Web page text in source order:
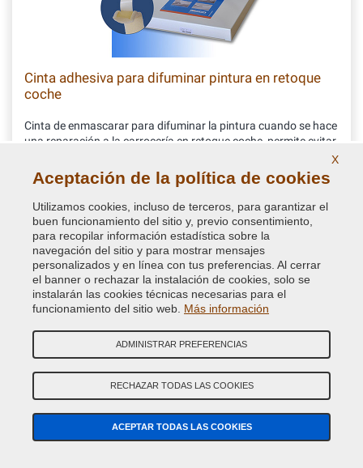
Cinta adhesiva para difuminar pintura en retoque
coche
Cinta de enmascarar para difuminar la pintura cuando se hace
una reparación a la carrocería en retoque coche, permite evitar
16,34 €
IVA incluido
X
Aceptación de la política de cookies
Utilizamos cookies, incluso de terceros, para garantizar el
buen funcionamiento del sitio y, previo consentimiento,
para recopilar información estadística sobre la
navegación del sitio y para mostrar mensajes
personalizados y en línea con tus preferencias. Al cerrar
el banner o rechazar la instalación de cookies, solo se
instalarán las cookies técnicas necesarias para el
funcionamiento del sitio web. Más información
ADMINISTRAR PREFERENCIAS
RECHAZAR TODAS LAS COOKIES
ACEPTAR TODAS LAS COOKIES